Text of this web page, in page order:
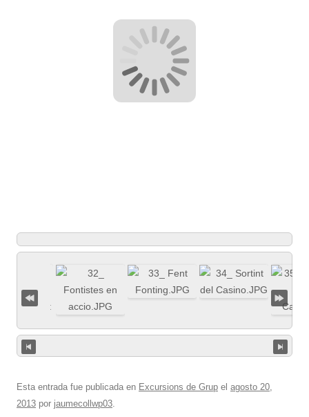
Esta entrada fue publicada en Excursions de Grup el agosto 20,
2013 por jaumecollwp03.